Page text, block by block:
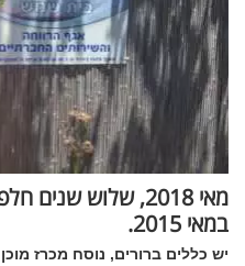
מאי 2018, שלוש
במאי 2015.
יש כללים ברורים, נוסח מכרז